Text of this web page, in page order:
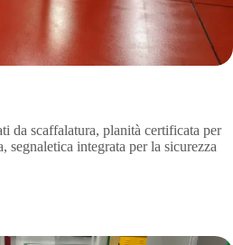
da scaffalatura, planità certificata per
segnaletica integrata per la sicurezza